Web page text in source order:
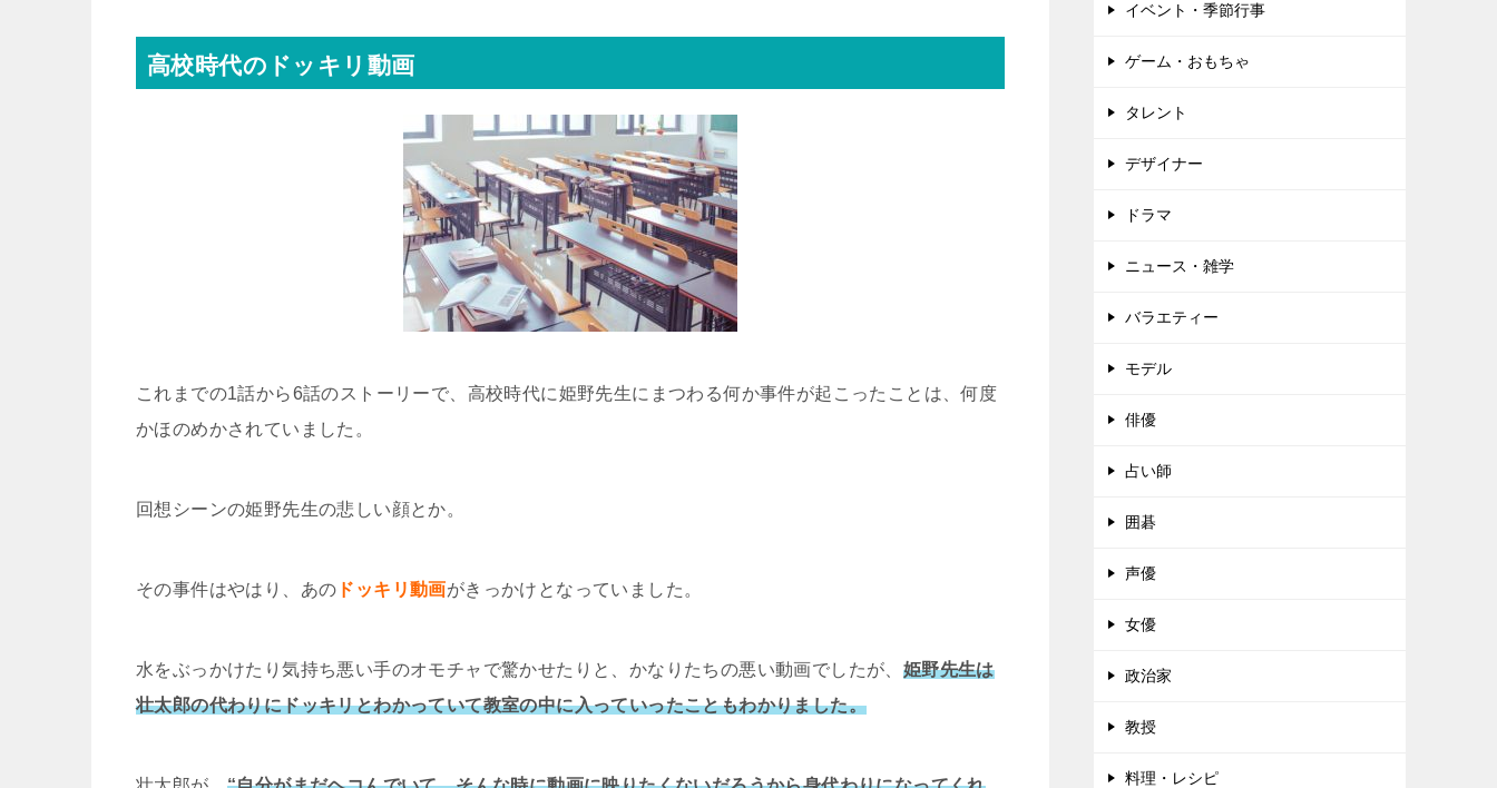
高校時代のドッキリ動画
これまでの1話から6話のストーリーで、高校時代に姫野先生にまつわる何か事件が起こったことは、何度
かほのめかされていました。
回想シーンの姫野先生の悲しい顔とか。
その事件はやはり、あの ドッキリ動画がきっかけとなっていました。
水をぶっかけたり気持ち悪い手のオモチャで驚かせたりと、かなりたちの悪い動画でしたが、 姫野先生は
壮太郎の代わりにドッキリとわかっていて教室の中に入っていったこともわかりました。
イベント・季節行事
ゲーム・おもちゃ
タレント
デザイナー
ドラマ
ニュース・雑学
バラエティー
モデル
俳優
占い師
囲碁
声優
女優
政治家
教授
料理・レシピ